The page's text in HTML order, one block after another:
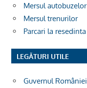
Mersul autobuzelor
Mersul trenurilor
Parcari la resedinta
LEGĂTURI UTILE
Guvernul României